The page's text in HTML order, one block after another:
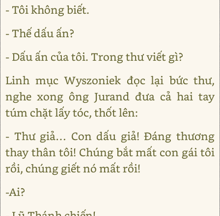
- Tôi không biết.
- Thế dấu ấn?
- Dấu ấn của tôi. Trong thư viết gì?
Linh mục Wyszoniek đọc lại bức thư,
nghe xong ông Jurand đưa cả hai tay
túm chặt lấy tóc, thốt lên:
- Thư giả… Con dấu giả! Đáng thương
thay thân tôi! Chúng bắt mất con gái tôi
rồi, chúng giết nó mất rồi!
-Ai?